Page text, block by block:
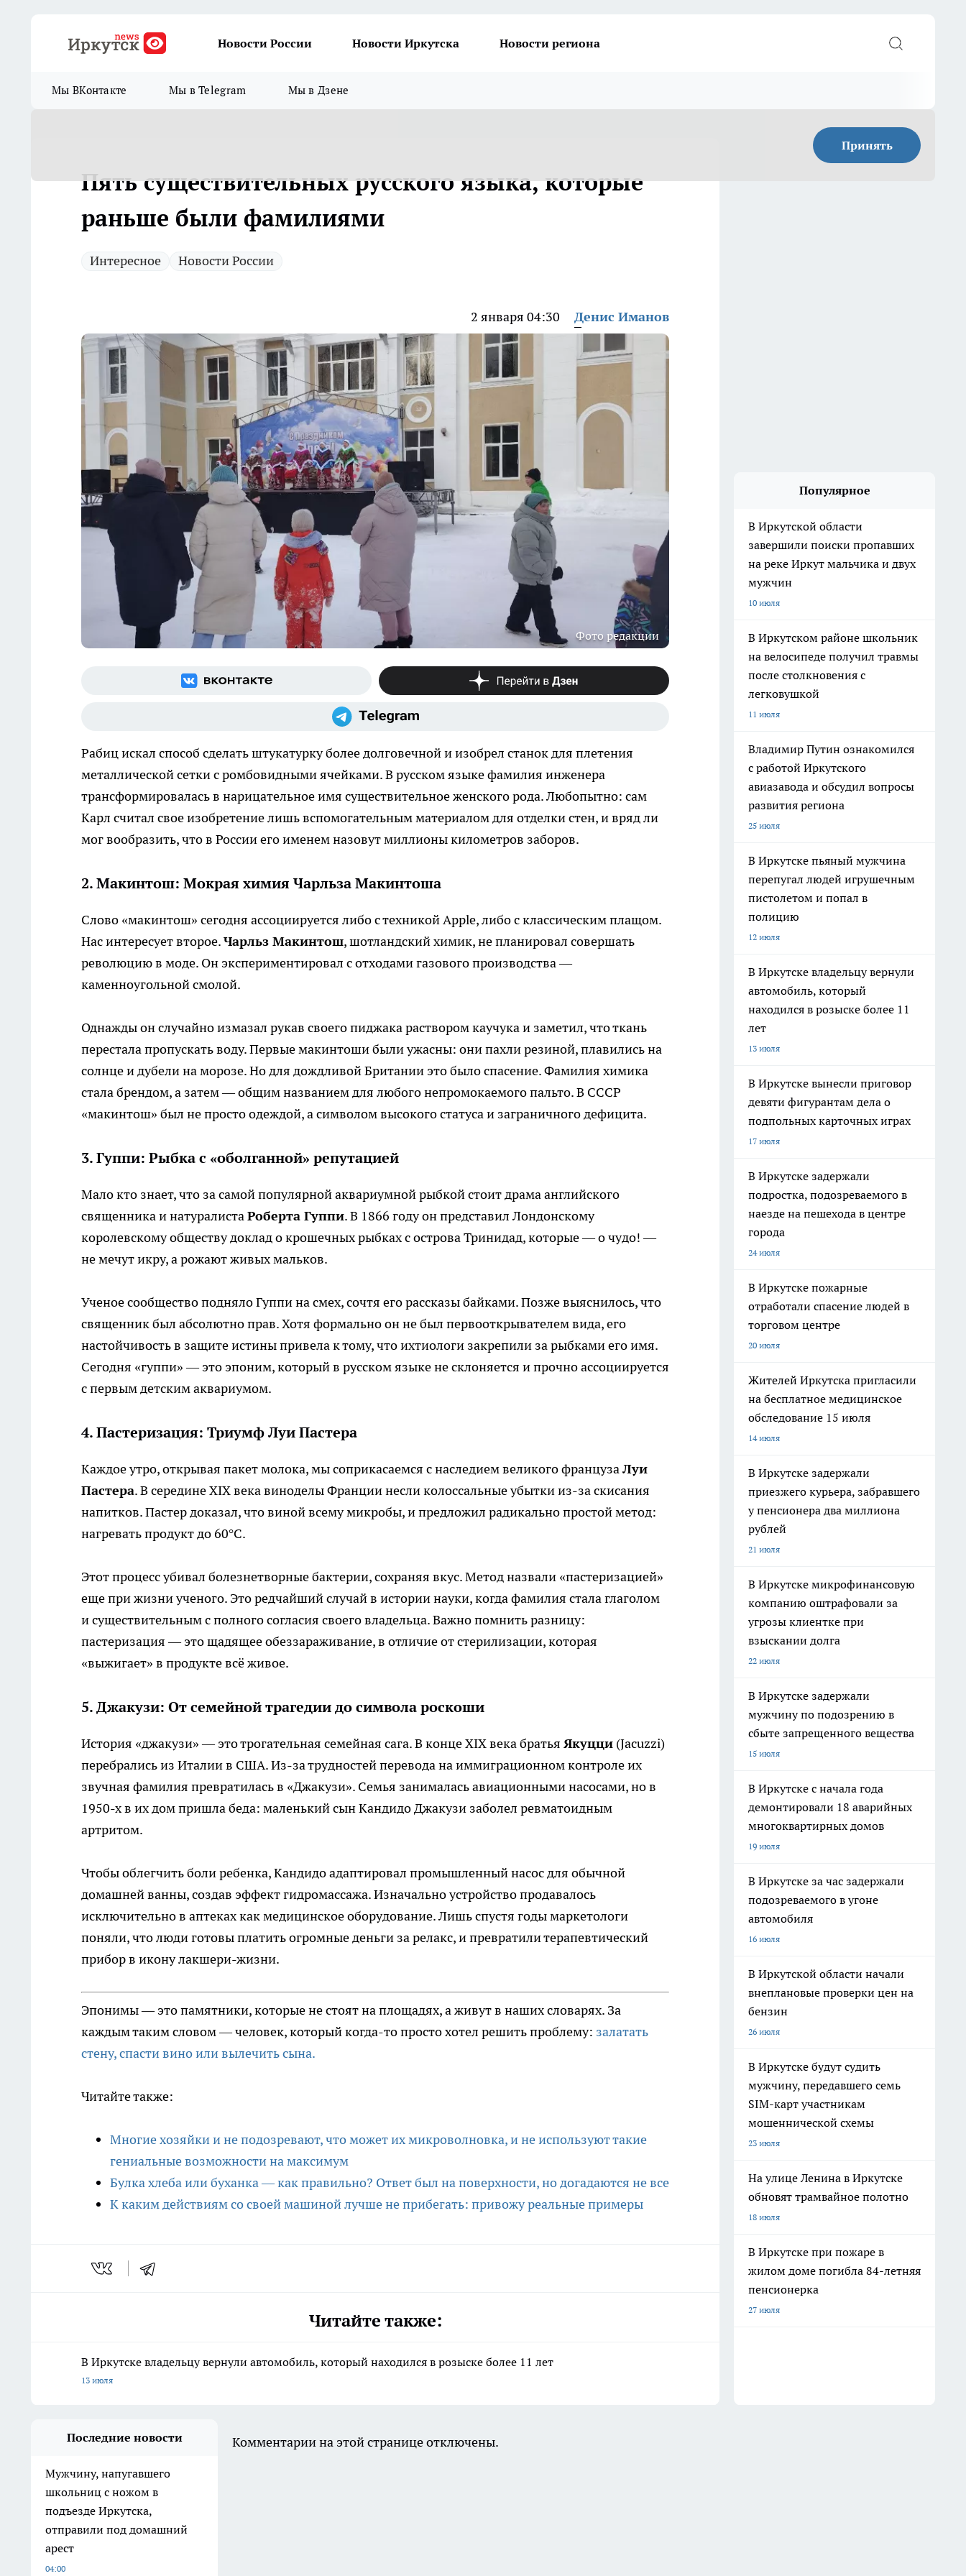
Новости России Новости Иркутска Новости региона
Мы ВКонтакте Мы в Telegram Мы в Дзене
Принять
Пять существительных русского языка, которые
раньше были фамилиями
Интересное Новости России
2 января 04:30 Денис Иманов
Фото редакции
Рабиц искал способ сделать штукатурку более долговечной и изобрел станок для плетения
металлической сетки с ромбовидными ячейками. В русском языке фамилия инженера
трансформировалась в нарицательное имя существительное женского рода. Любопытно: сам
Карл считал свое изобретение лишь вспомогательным материалом для отделки стен, и вряд ли
мог вообразить, что в России его именем назовут миллионы километров заборов.
2. Макинтош: Мокрая химия Чарльза Макинтоша
Слово «макинтош» сегодня ассоциируется либо с техникой Apple, либо с классическим плащом.
Нас интересует второе.Чарльз Макинтош, шотландский химик, не планировал совершать
революцию в моде. Он экспериментировал с отходами газового производства —
каменноугольной смолой.
Однажды он случайно измазал рукав своего пиджака раствором каучука и заметил, что ткань
перестала пропускать воду. Первые макинтоши были ужасны: они пахли резиной, плавились на
солнце и дубели на морозе. Но для дождливой Британии это было спасение. Фамилия химика
стала брендом, а затем — общим названием для любого непромокаемого пальто. В СССР
«макинтош» был не просто одеждой, а символом высокого статуса и заграничного дефицита.
3. Гуппи: Рыбка с «оболганной» репутацией
Мало кто знает, что за самой популярной аквариумной рыбкой стоит драма английского
священника и натуралистаРоберта Гуппи. В 1866 году он представил Лондонскому
королевскому обществу доклад о крошечных рыбках с острова Тринидад, которые — о чудо! —
не мечут икру, а рожают живых мальков.
Ученое сообщество подняло Гуппи на смех, сочтя его рассказы байками. Позже выяснилось, что
священник был абсолютно прав. Хотя формально он не был первооткрывателем вида, его
настойчивость в защите истины привела к тому, что ихтиологи закрепили за рыбками его имя.
Сегодня «гуппи» — это эпоним, который в русском языке не склоняется и прочно ассоциируется
с первым детским аквариумом.
4. Пастеризация: Триумф Луи Пастера
Каждое утро, открывая пакет молока, мы соприкасаемся с наследием великого французаЛуи
Пастера. В середине XIX века виноделы Франции несли колоссальные убытки из-за скисания
напитков. Пастер доказал, что виной всему микробы, и предложил радикально простой метод:
нагревать продукт до 60°C.
Этот процесс убивал болезнетворные бактерии, сохраняя вкус. Метод назвали «пастеризацией»
еще при жизни ученого. Это редчайший случай в истории науки, когда фамилия стала глаголом
и существительным с полного согласия своего владельца. Важно помнить разницу:
пастеризация — это щадящее обеззараживание, в отличие от стерилизации, которая
«выжигает» в продукте всё живое.
5. Джакузи: От семейной трагедии до символа роскоши
История «джакузи» — это трогательная семейная сага. В конце XIX века братья Якуцци (Jacuzzi)
перебрались из Италии в США. Из-за трудностей перевода на иммиграционном контроле их
звучная фамилия превратилась в «Джакузи». Семья занималась авиационными насосами, но в
1950-х в их дом пришла беда: маленький сын Кандидо Джакузи заболел ревматоидным
артритом.
Чтобы облегчить боли ребенка, Кандидо адаптировал промышленный насос для обычной
домашней ванны, создав эффект гидромассажа. Изначально устройство продавалось
исключительно в аптеках как медицинское оборудование. Лишь спустя годы маркетологи
поняли, что люди готовы платить огромные деньги за релакс, и превратили терапевтический
прибор в икону лакшери-жизни.
Эпонимы — это памятники, которые не стоят на площадях, а живут в наших словарях. За
каждым таким словом — человек, который когда-то просто хотел решить проблему: залатать
стену, спасти вино или вылечить сына.
Читайте также:
Многие хозяйки и не подозревают, что может их микроволновка, и не используют такие
гениальные возможности на максимум
Булка хлеба или буханка — как правильно? Ответ был на поверхности, но догадаются не все
К каким действиям со своей машиной лучше не прибегать: привожу реальные примеры
Читайте также:
В Иркутске владельцу вернули автомобиль, который находился в розыске более 11 лет
13 июля
Популярное
В Иркутской области
завершили поиски пропавших
на реке Иркут мальчика и двух
мужчин
10 июля
В Иркутском районе школьник
на велосипеде получил травмы
после столкновения с
легковушкой
11 июля
Владимир Путин ознакомился
с работой Иркутского
авиазавода и обсудил вопросы
развития региона
25 июля
В Иркутске пьяный мужчина
перепугал людей игрушечным
пистолетом и попал в
полицию
12 июля
В Иркутске владельцу вернули
автомобиль, который
находился в розыске более 11
лет
13 июля
В Иркутске вынесли приговор
девяти фигурантам дела о
подпольных карточных играх
17 июля
В Иркутске задержали
подростка, подозреваемого в
наезде на пешехода в центре
города
24 июля
В Иркутске пожарные
отработали спасение людей в
торговом центре
20 июля
Жителей Иркутска пригласили
на бесплатное медицинское
обследование 15 июля
14 июля
В Иркутске задержали
приезжего курьера, забравшего
у пенсионера два миллиона
рублей
21 июля
В Иркутске микрофинансовую
компанию оштрафовали за
угрозы клиентке при
взыскании долга
22 июля
В Иркутске задержали
мужчину по подозрению в
сбыте запрещенного вещества
15 июля
В Иркутске с начала года
демонтировали 18 аварийных
многоквартирных домов
19 июля
В Иркутске за час задержали
подозреваемого в угоне
автомобиля
16 июля
В Иркутской области начали
внеплановые проверки цен на
бензин
26 июля
В Иркутске будут судить
мужчину, передавшего семь
SIM-карт участникам
мошеннической схемы
23 июля
На улице Ленина в Иркутске
обновят трамвайное полотно
18 июля
В Иркутске при пожаре в
жилом доме погибла 84-летняя
пенсионерка
27 июля
Последние новости
Мужчину, напугавшего
школьниц с ножом в
подъезде Иркутска,
отправили под домашний
арест
04:00
Комментарии на этой странице отключены.